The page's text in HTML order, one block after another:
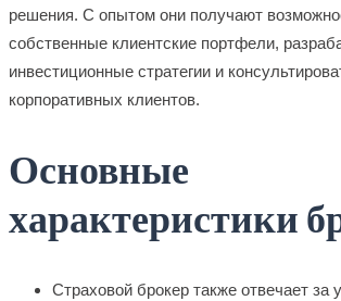
решения. С опытом они получают
собственные клиентские портфели,
инвестиционные стратегии и
корпоративных клиентов.
Основные
характеристики
Страховой брокер также отвечает за